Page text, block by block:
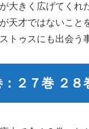
大きく広げてくれ
天才ではないこ
トゥスにも出会う
２７巻 ２８